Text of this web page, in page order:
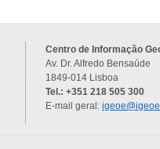
Centro de Informação
Av. Dr. Alfredo Bensaúde
1849-014 Lisboa
Tel.: +351 218 505 300
E-mail geral: